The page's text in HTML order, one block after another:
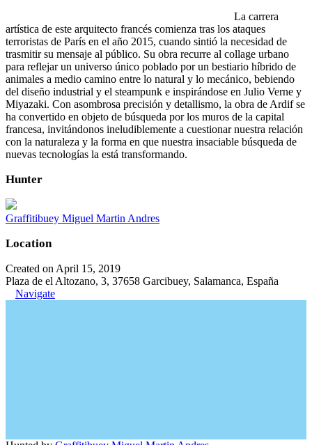
La carrera
artística de este arquitecto francés comienza tras los ataques
terroristas de París en el año 2015, cuando sintió la necesidad de
trasmitir su mensaje al público. Su obra recurre al collage urbano
para reflejar un universo único poblado por un bestiario híbrido de
animales a medio camino entre lo natural y lo mecánico, bebiendo
del diseño industrial y el steampunk e inspirándose en Julio Verne y
Miyazaki. Con asombrosa precisión y detallismo, la obra de Ardif se
ha convertido en objeto de búsqueda por los muros de la capital
francesa, invitándonos ineludiblemente a cuestionar nuestra relación
con la naturaleza y la forma en que nuestra insaciable búsqueda de
nuevas tecnologías la está transformando.
Hunter
Graffitibuey Miguel Martin Andres
Location
Created on April 15, 2019
Plaza de el Altozano, 3, 37658 Garcibuey, Salamanca, España
Navigate